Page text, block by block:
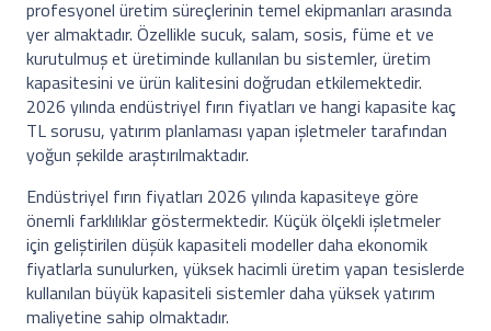
profesyonel üretim süreçlerinin temel ekipmanları arasında
yer almaktadır. Özellikle sucuk, salam, sosis, füme et ve
kurutulmuş et üretiminde kullanılan bu sistemler, üretim
kapasitesini ve ürün kalitesini doğrudan etkilemektedir.
2026 yılında endüstriyel fırın fiyatları ve hangi kapasite kaç
TL sorusu, yatırım planlaması yapan işletmeler tarafından
yoğun şekilde araştırılmaktadır.
Endüstriyel fırın fiyatları 2026 yılında kapasiteye göre
önemli farklılıklar göstermektedir. Küçük ölçekli işletmeler
için geliştirilen düşük kapasiteli modeller daha ekonomik
fiyatlarla sunulurken, yüksek hacimli üretim yapan tesislerde
kullanılan büyük kapasiteli sistemler daha yüksek yatırım
maliyetine sahip olmaktadır.